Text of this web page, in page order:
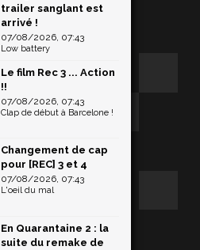
trailer sanglant est
arrivé !
07/08/2026, 07:43
Low battery
Le film Rec 3 ... Action
!!
07/08/2026, 07:43
Clap de début à Barcelone !
Changement de cap
pour [REC] 3 et 4
07/08/2026, 07:43
L'oeil du mal
En Quarantaine 2 : la
suite du remake de